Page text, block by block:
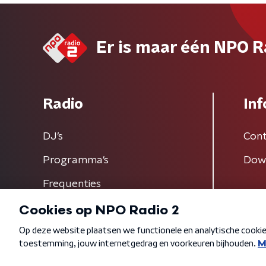
Er is maar één NPO
Radio
DJ’s
Programma's
Frequenties
Algemene voorwaarden Privacybeleid